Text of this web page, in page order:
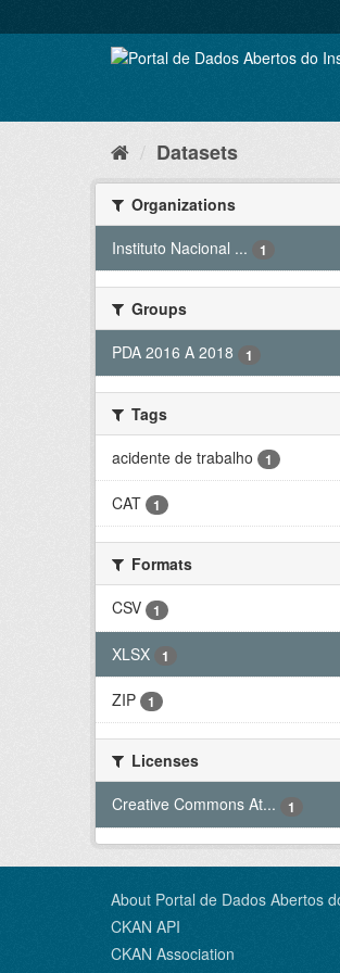
to
Datasets
Organizations
Instituto Nacional ...
1
Groups
PDA 2016 A 2018
1
Tags
acidente de trabalho
1
CAT 1
Formats
CSV
1
XLSX 1
ZIP 1
Licenses
Creative Commons At...
1
About Portal de Dados Abertos
CKAN API
CKAN Association